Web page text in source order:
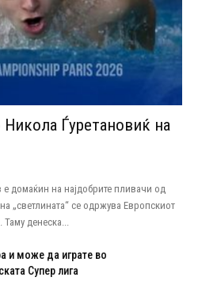
Ѓуретановиќ на
домаќин на најдобрите пливачи од
„светлината“ се одржува Европскиот
денеска...
и може да играте во
Супер лига